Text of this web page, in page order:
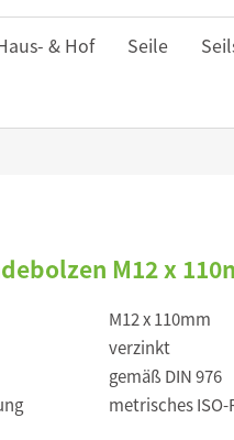
& Hof Seile
M12 x
M12 x 110mm
verzinkt
gemäß DIN 976
metrisches